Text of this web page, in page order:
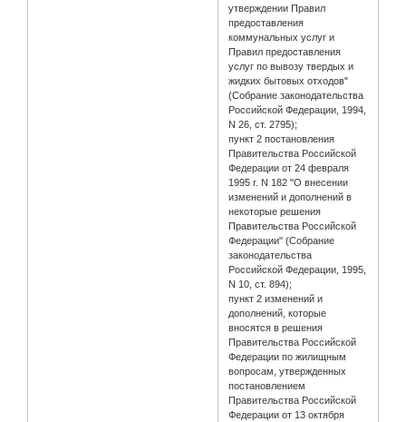
утверждении Правил
предоставления
коммунальных услуг и
Правил предоставления
услуг по вывозу твердых и
жидких бытовых отходов"
(Собрание законодательства
Российской Федерации, 1994,
N 26, ст. 2795);
пункт 2 постановления
Правительства Российской
Федерации от 24 февраля
1995 г. N 182 "О внесении
изменений и дополнений в
некоторые решения
Правительства Российской
Федерации" (Собрание
законодательства
Российской Федерации, 1995,
N 10, ст. 894);
пункт 2 изменений и
дополнений, которые
вносятся в решения
Правительства Российской
Федерации по жилищным
вопросам, утвержденных
постановлением
Правительства Российской
Федерации от 13 октября